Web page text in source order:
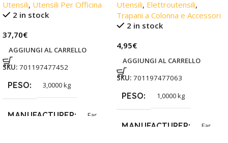
Utensili, Utensili Per Officina
2 in stock
37,70€
AGGIUNGI AL CARRELLO
SKU: 701197477452
PESO 3,0000 kg
MANUFACTURER Far
Utensili, Elettroutensili,
Trapani a Colonna e Accessori
2 in stock
4,95€
AGGIUNGI AL CARRELLO
SKU: 701197477063
PESO 1,0000 kg
MANUFACTURER Far